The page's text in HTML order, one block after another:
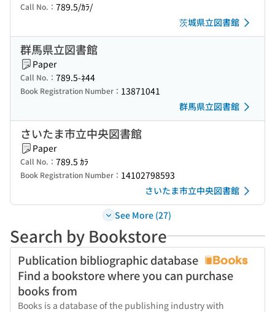
Call No.： 789.5/ｶﾗ/
茨城県立図書館
群馬県立図書館
Paper
Call No.： 789.5-ﾈ44
Book Registration Number： 13871041
群馬県立図書館
さいたま市立中央図書館
Paper
Call No.： 789.5 ｶﾗ
Book Registration Number： 14102798593
さいたま市立中央図書館
See More (27)
Search by Bookstore
Publication bibliographic database
Find a bookstore where you can purchase
books from
Books is a database of the publishing industry with